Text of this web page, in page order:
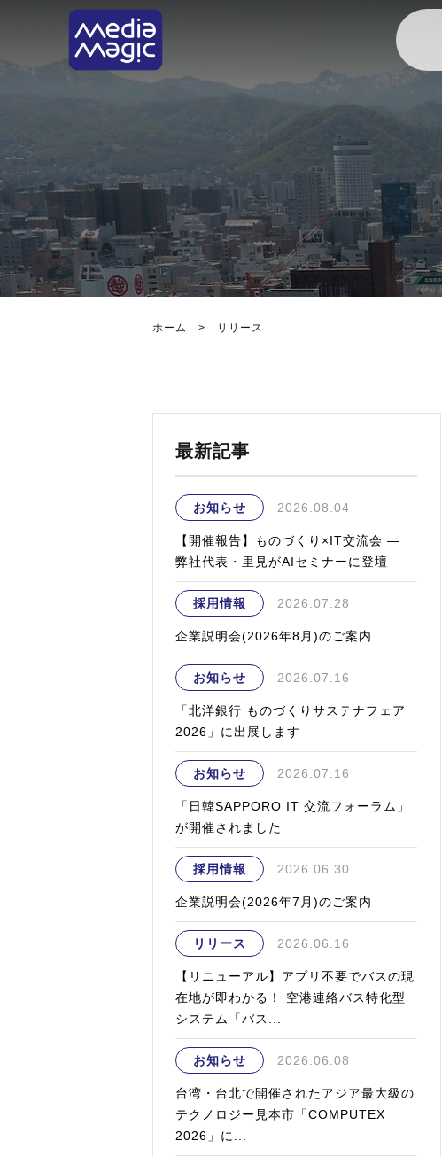
ホーム > リリース
最新記事
お知らせ 2026.08.04
【開催報告】ものづくり×IT交流会 ―
弊社代表・里見がAIセミナーに登壇
採用情報 2026.07.28
企業説明会(2026年8月)のご案内
お知らせ 2026.07.16
「北洋銀行 ものづくりサステナフェア
2026」に出展します
お知らせ 2026.07.16
「日韓SAPPORO IT 交流フォーラム」
が開催されました
採用情報 2026.06.30
企業説明会(2026年7月)のご案内
リリース 2026.06.16
【リニューアル】アプリ不要でバスの現
在地が即わかる！ 空港連絡バス特化型
システム「バス...
お知らせ 2026.06.08
台湾・台北で開催されたアジア最大級の
テクノロジー見本市「COMPUTEX
2026」に...